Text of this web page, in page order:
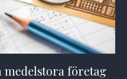
medelstora företag